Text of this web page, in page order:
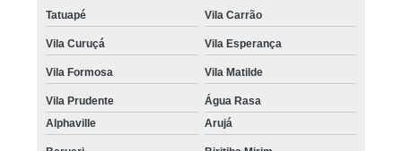
Tatuapé Vila Carrão
Vila Curuçá Vila Esperança
Vila Formosa Vila Matilde
Vila Prudente
Água Rasa
Alphaville
Arujá